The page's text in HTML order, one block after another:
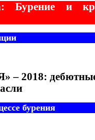
Бурение и
2018:
бурения